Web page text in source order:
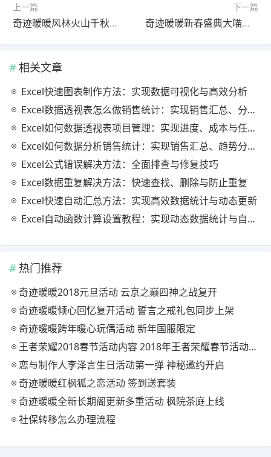
上一篇
奇迹暖暖风林火山千秋一战活动 多款绝美套装等你来集
下一篇
奇迹暖暖新春盛典大喵的新年目标活动 春节主题新装来袭
相关文章
Excel快速图表制作方法：实现数据可视化与高效分析
Excel数据透视表怎么做销售统计：实现销售汇总、分析与动态监控
Excel如何数据透视表项目管理：实现进度、成本与任务的高效分析
Excel如何数据分析销售统计：实现销售汇总、趋势分析与业绩优化
Excel公式错误解决方法：全面排查与修复技巧
Excel数据重复解决方法：快速查找、删除与防止重复
Excel快速自动汇总方法：实现高效数据统计与动态更新
Excel自动函数计算设置教程：实现动态数据统计与自动更新
热门推荐
奇迹暖暖2018元旦活动 云京之巅四神之战复开
奇迹暖暖倾心回忆复开活动 誓言之戒礼包同步上架
奇迹暖暖跨年暖心玩偶活动 新年国服限定
王者荣耀2018春节活动内容 2018年王者荣耀春节活动大全
恋与制作人李泽言生日活动第一弹 神秘邀约开启
奇迹暖暖红枫狐之恋活动 签到送套装
奇迹暖暖全新长期阁更新多重活动 枫院茶庭上线
社保转移怎么办理流程